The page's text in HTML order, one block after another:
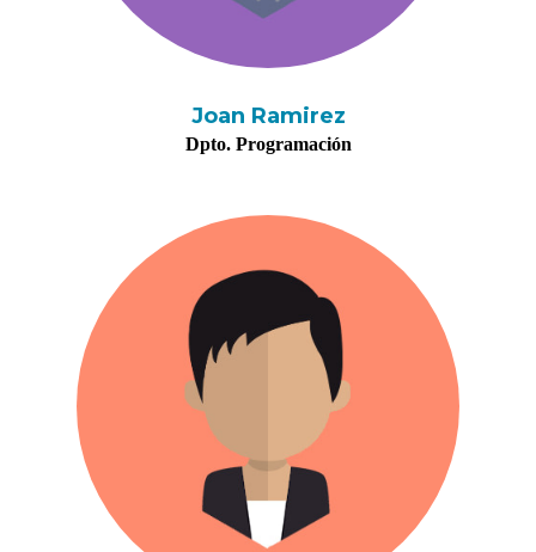
Joan Ramirez
Dpto. Programación